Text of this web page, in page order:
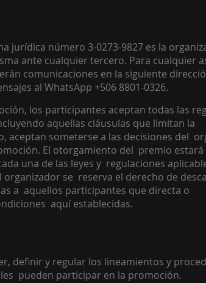
jurídica número 3-0273-9827 es la
ante cualquier tercero. Para cualquier
comunicaciones en la siguiente
al WhatsApp +506 8801-0326.
los participantes aceptan todas las
aquellas cláusulas que limitan la
aceptan someterse a las decisiones del
El otorgamiento del  premio estará
una de las leyes y  regulaciones
se  reserva el derecho de
a  aquellos participantes que directa o
aquí establecidas.
definir y regular los lineamientos y
pueden participar en la promoción.